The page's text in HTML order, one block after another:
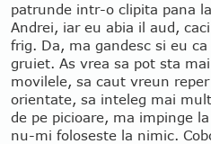
patrunde intr-o clipita pana
Andrei, iar eu abia il aud,
frig. Da, ma gandesc si eu
gruiet. As vrea sa pot sta
movilele, sa caut vreun
orientate, sa inteleg mai
de pe picioare, ma impinge
nu-mi foloseste la nimic.